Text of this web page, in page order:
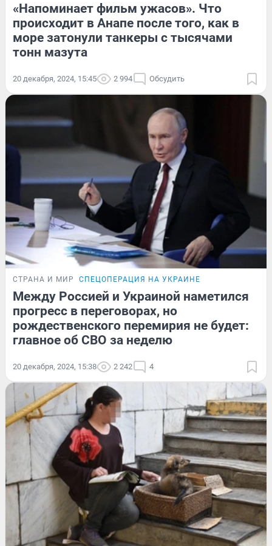
«Напоминает фильм ужасов». Что
происходит в Анапе после того, как в
море затонули танкеры с тысячами
тонн мазута
20 декабря, 2024, 15:45 2 994 Обсудить
СТРАНА И МИР СПЕЦОПЕРАЦИЯ НА УКРАИНЕ
Между Россией и Украиной наметился
прогресс в переговорах, но
рождественского перемирия не будет:
главное об СВО за неделю
20 декабря, 2024, 15:38 2 242 4